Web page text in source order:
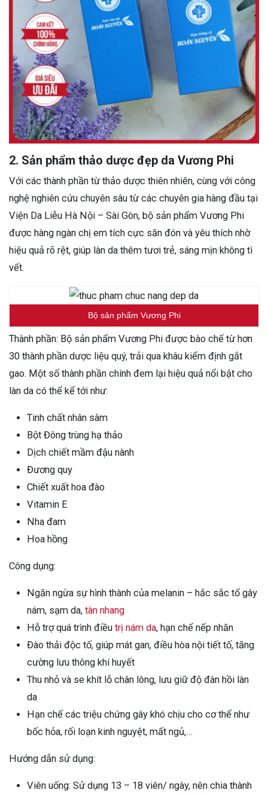
2. Sản phẩm thảo dược đẹp da Vương Phi
Với các thành phần từ thảo dược thiên nhiên, cùng với công
nghệ nghiên cứu chuyên sâu từ các chuyên gia hàng đầu tại
Viện Da Liễu Hà Nội – Sài Gòn, bộ sản phẩm Vương Phi
được hàng ngàn chị em tích cực săn đón và yêu thích nhờ
hiệu quả rõ rệt, giúp làn da thêm tươi trẻ, sáng mịn không tì
vết.
Bộ sản phẩm Vương Phi
Thành phần: Bộ sản phẩm Vương Phi được bào chế từ hơn
30 thành phần dược liệu quý, trải qua khâu kiểm định gắt
gao. Một số thành phần chính đem lại hiệu quả nổi bật cho
làn da có thể kể tới như:
Tinh chất nhân sâm
Bột Đông trùng hạ thảo
Dịch chiết mầm đậu nành
Đương quy
Chiết xuất hoa đào
Vitamin E
Nha đam
Hoa hồng
Công dụng:
Ngăn ngừa sự hình thành của melanin – hắc sắc tố gây
nám, sạm da, tàn nhang
Hỗ trợ quá trình điều trị nám da, hạn chế nếp nhăn
Đào thải độc tố, giúp mát gan, điều hòa nội tiết tố, tăng
cường lưu thông khí huyết
Thu nhỏ và se khít lỗ chân lông, lưu giữ độ đàn hồi làn
da
Hạn chế các triệu chứng gây khó chịu cho cơ thể như
bốc hỏa, rối loạn kinh nguyệt, mất ngủ,…
Hướng dẫn sử dụng:
Viên uống: Sử dụng 13 – 18 viên/ ngày, nên chia thành